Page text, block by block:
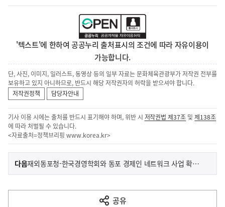
'텍스트'에 한하여 공공누리 출처표시의 조건에 따라 자유이용이
가능합니다.
단, 사진, 이미지, 일러스트, 동영상 등의 일부 자료는 문화체육관광부가 저작권 전부를
보유하고 있지 아니하므로, 반드시 해당 저작권자의 허락을 받으셔야 합니다.
저작권정책
담당자안내
기사 이용 시에는 출처를 반드시 표기해야 하며, 위반 시 저작권법 제37조 및제138조
에 따라 처벌될 수 있습니다.
<자료출처=정책브리핑 www.korea.kr>
이
전
다
다음기
재외동포청-한국경영학회와 동포 경제인 네트워크 사업 확대를 위한 업무협약 체결
공유